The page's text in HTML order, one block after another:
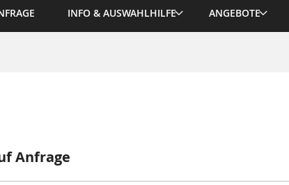
INFO & AUSWAHLHILFE ANGEBOTE
Anfrage